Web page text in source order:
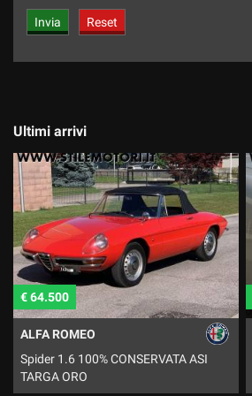
Ultimi arrivi
€ 46.000
ALFA ROMEO
Sprint 2600 Sprint Bertone